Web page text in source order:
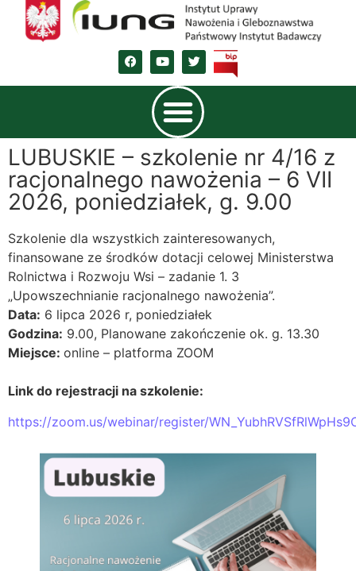
LUBUSKIE – szkolenie nr 4/16 z
racjonalnego nawożenia – 6 VII
2026, poniedziałek, g. 9.00
Szkolenie dla wszystkich zainteresowanych,
finansowane ze środków dotacji celowej Ministerstwa
Rolnictwa i Rozwoju Wsi – zadanie 1. 3
„Upowszechnianie racjonalnego nawożenia”.
Data: 6 lipca 2026 r, poniedziałek
Godzina: 9.00, Planowane zakończenie ok. g. 13.30
Miejsce: online – platforma ZOOM
Link do rejestracji na szkolenie:
https://zoom.us/webinar/register/